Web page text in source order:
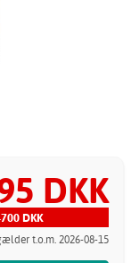
DKK
DKK
t.o.m. 2026-08-15